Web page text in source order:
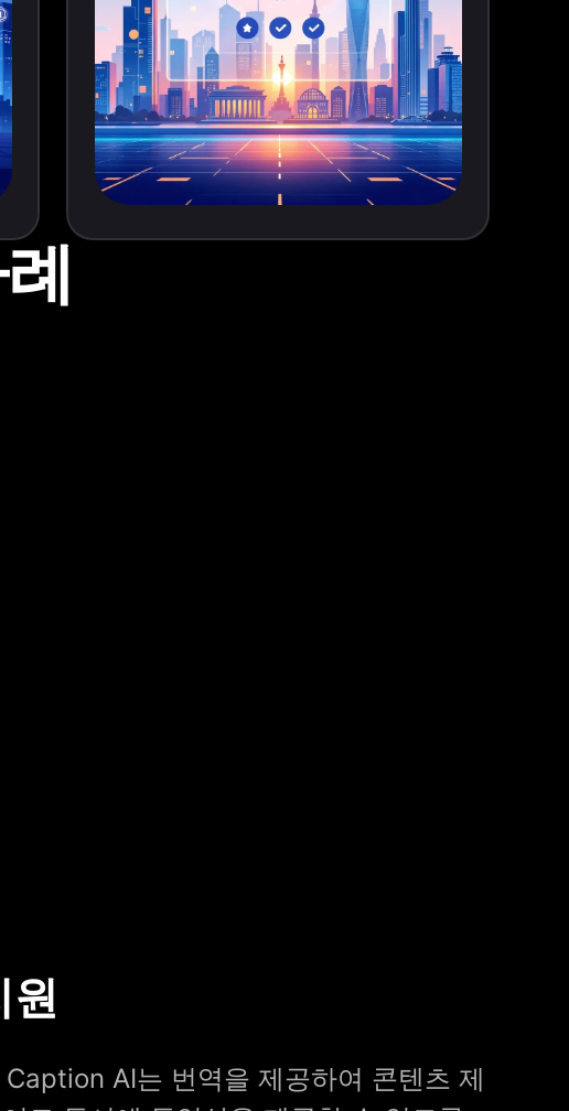
원
AI는 번역을 제공하여 콘텐츠 제